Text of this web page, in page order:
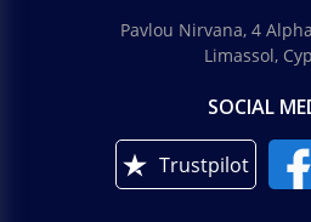
Pavlou Nirvana, 4
Limassol,
SOCIAL
Trustpilot